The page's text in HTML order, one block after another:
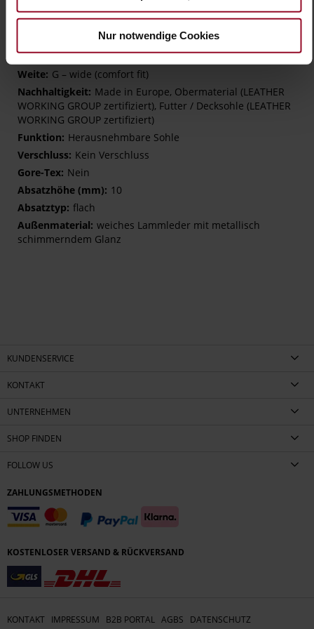
Nur notwendige Cookies
Informationen
TPU/TR/EVA-Sohle
Lederfutter
G – wide (comfort fit)
Made in Europe, Obermaterial (LEATHER
WORKING GROUP zertifiziert), Futter / Decksohle (LEATHER
WORKING GROUP zertifiziert)
Herausnehmbare Sohle
Kein Verschluss
Nein
10
flach
weiches Lammleder mit metallisch
schimmerndem Glanz
KUNDENSERVICE
KONTAKT
UNTERNEHMEN
SHOP FINDEN
FOLLOW US
ZAHLUNGSMETHODEN
KOSTENLOSER VERSAND & RÜCKVERSAND
KONTAKT IMPRESSUM B2B PORTAL AGBS
DATENSCHUTZ